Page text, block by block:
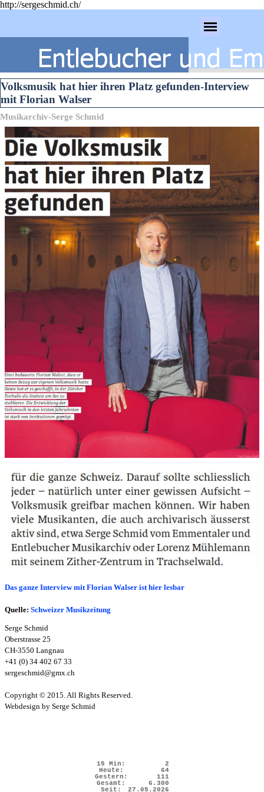
http://sergeschmid.ch/
Volksmusik hat hier ihren Platz gefunden-Interview
mit Florian Walser
Musikarchiv-Serge Schmid
Das ganze Interview mit Florian Walser ist hier lesbar
Quelle: Schweizer Musikzeitung
Serge Schmid
Oberstrasse 25
CH-3550 Langnau
+41 (0) 34 402 67 33
sergeschmid@gmx.ch
Copyright © 2015. All Rights Reserved.
Webdesign by Serge Schmid
15 Min:
2
Heute:
64
Gestern:
111
Gesamt:
6.300
Seit:
27.05.2026